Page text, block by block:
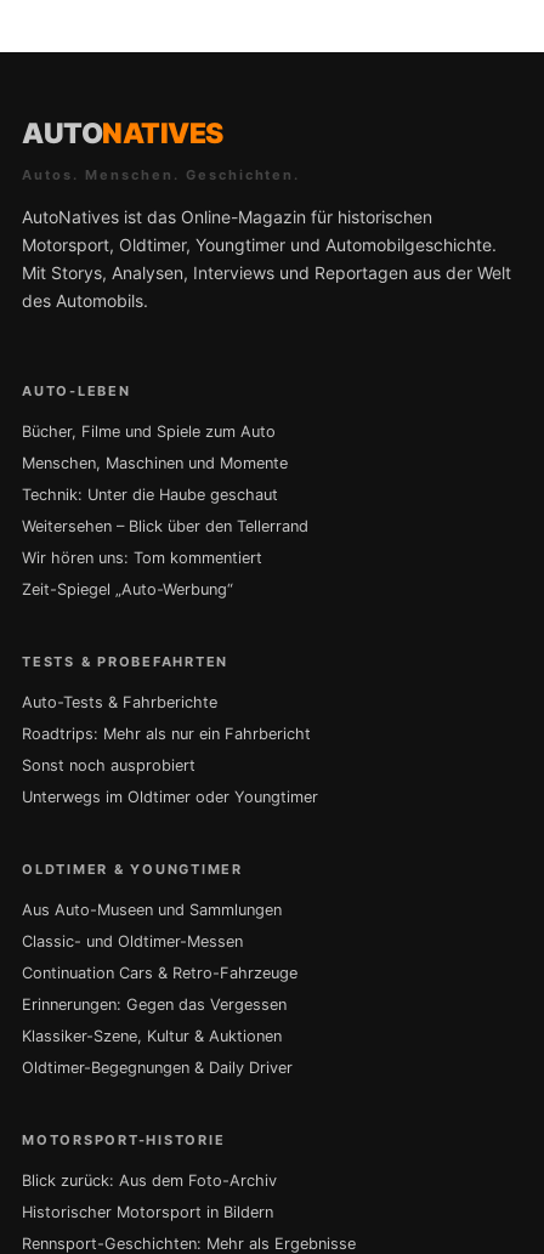
AUTONATIVES
Autos. Menschen. Geschichten.
AutoNatives ist das Online-Magazin für historischen
Motorsport, Oldtimer, Youngtimer und Automobilgeschichte.
Mit Storys, Analysen, Interviews und Reportagen aus der Welt
des Automobils.
AUTO-LEBEN
Bücher, Filme und Spiele zum Auto
Menschen, Maschinen und Momente
Technik: Unter die Haube geschaut
Weitersehen – Blick über den Tellerrand
Wir hören uns: Tom kommentiert
Zeit-Spiegel „Auto-Werbung“
TESTS & PROBEFAHRTEN
Auto-Tests & Fahrberichte
Roadtrips: Mehr als nur ein Fahrbericht
Sonst noch ausprobiert
Unterwegs im Oldtimer oder Youngtimer
OLDTIMER & YOUNGTIMER
Aus Auto-Museen und Sammlungen
Classic- und Oldtimer-Messen
Continuation Cars & Retro-Fahrzeuge
Erinnerungen: Gegen das Vergessen
Klassiker-Szene, Kultur & Auktionen
Oldtimer-Begegnungen & Daily Driver
MOTORSPORT-HISTORIE
Blick zurück: Aus dem Foto-Archiv
Historischer Motorsport in Bildern
Rennsport-Geschichten: Mehr als Ergebnisse